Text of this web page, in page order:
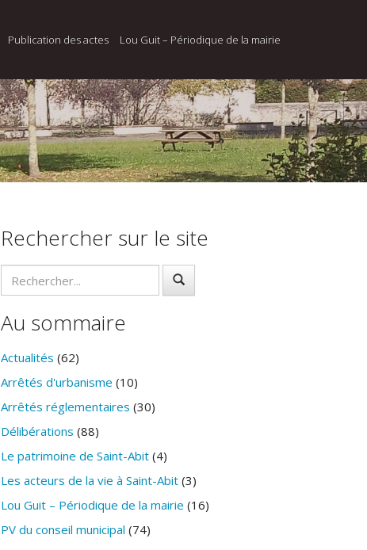
Publication des actes Lou Guit – Périodique de la mairie
Rechercher sur le site
Au sommaire
Actualités (62)
Arrêtés d'urbanisme (10)
Arrêtés réglementaires (30)
Délibérations (88)
Le patrimoine de Saint-Abit (4)
Les acteurs de la vie à Saint-Abit (3)
Lou Guit – Périodique de la mairie (16)
PV du conseil municipal (74)